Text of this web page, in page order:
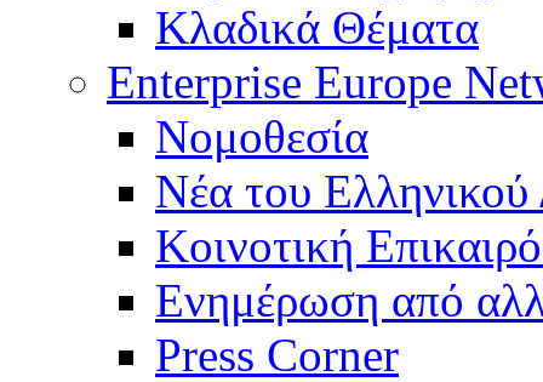
Κλαδικά Θέματα
Enterprise Europe
Νομοθεσία
Νέα του Ελληνικού
Κοινοτική
Ενημέρωση από
Press Corner